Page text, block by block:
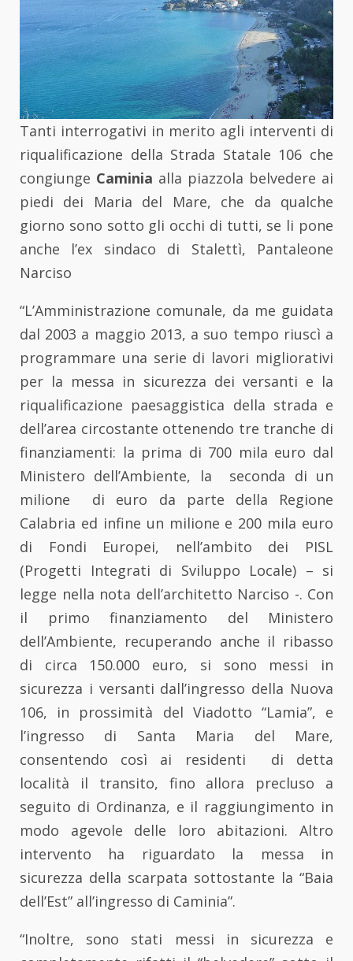
Tanti interrogativi in merito agli interventi di
riqualificazione della Strada Statale 106 che
congiunge Caminia alla piazzola belvedere ai
piedi dei Maria del Mare, che da qualche
giorno sono sotto gli occhi di tutti, se li pone
anche l’ex sindaco di Stalettì, Pantaleone
Narciso
“L’Amministrazione comunale, da me guidata
dal 2003 a maggio 2013, a suo tempo riuscì a
programmare una serie di lavori migliorativi
per la messa in sicurezza dei versanti e la
riqualificazione paesaggistica della strada e
dell’area circostante ottenendo tre tranche di
finanziamenti: la prima di 700 mila euro dal
Ministero dell’Ambiente, la seconda di un
milione di euro da parte della Regione
Calabria ed infine un milione e 200 mila euro
di Fondi Europei, nell’ambito dei PISL
(Progetti Integrati di Sviluppo Locale) – si
legge nella nota dell’architetto Narciso -. Con
il primo finanziamento del Ministero
dell’Ambiente, recuperando anche il ribasso
di circa 150.000 euro, si sono messi in
sicurezza i versanti dall’ingresso della Nuova
106, in prossimità del Viadotto “Lamia”, e
l’ingresso di Santa Maria del Mare,
consentendo così ai residenti di detta
località il transito, fino allora precluso a
seguito di Ordinanza, e il raggiungimento in
modo agevole delle loro abitazioni. Altro
intervento ha riguardato la messa in
sicurezza della scarpata sottostante la “Baia
dell’Est” all’ingresso di Caminia”.
“Inoltre, sono stati messi in sicurezza e